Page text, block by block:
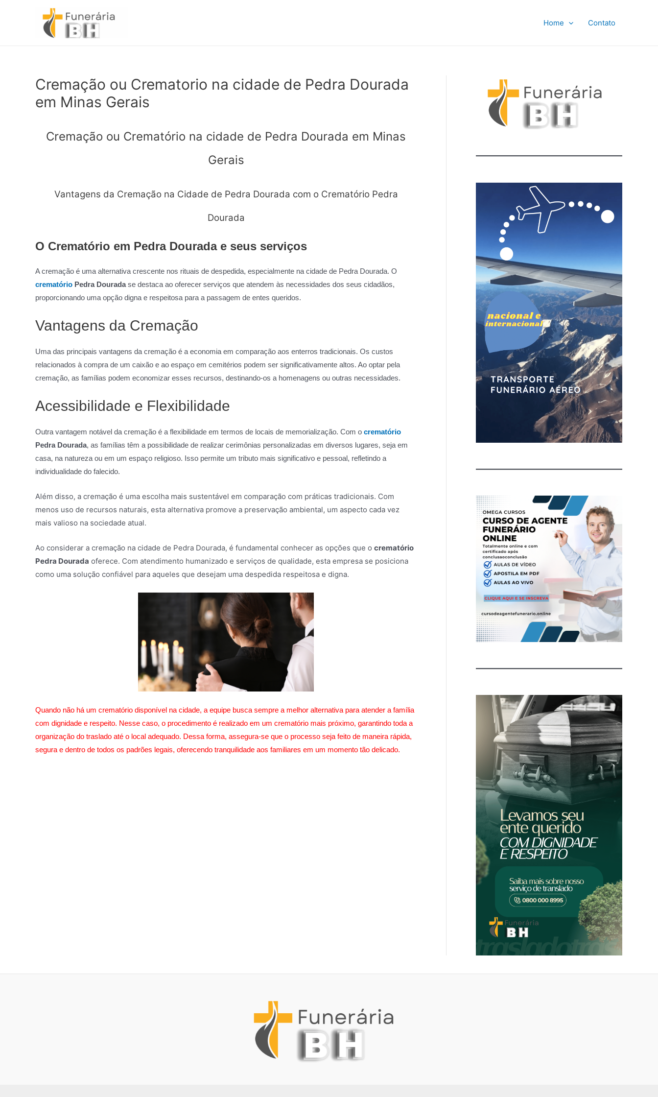
Home Contato
Cremação ou Crematorio na cidade de Pedra Dourada
em Minas Gerais
Cremação ou Crematório na cidade de Pedra Dourada em Minas
Gerais
Vantagens da Cremação na Cidade de Pedra Dourada com o Crematório Pedra
Dourada
O Crematório em Pedra Dourada e seus serviços
A cremação é uma alternativa crescente nos rituais de despedida, especialmente na cidade de Pedra Dourada. O
crematório Pedra Douradase destaca ao oferecer serviços que atendem às necessidades dos seus cidadãos,
proporcionando uma opção digna e respeitosa para a passagem de entes queridos.
Vantagens da Cremação
Uma das principais vantagens da cremação é a economia em comparação aos enterros tradicionais. Os custos
relacionados à compra de um caixão e ao espaço em cemitérios podem ser significativamente altos. Ao optar pela
cremação, as famílias podem economizar esses recursos, destinando-os a homenagens ou outras necessidades.
Acessibilidade e Flexibilidade
Outra vantagem notável da cremação é a flexibilidade em termos de locais de memorialização. Com o crematório
Pedra Dourada, as famílias têm a possibilidade de realizar cerimônias personalizadas em diversos lugares, seja em
casa, na natureza ou em um espaço religioso. Isso permite um tributo mais significativo e pessoal, refletindo a
individualidade do falecido.
Além disso, a cremação é uma escolha mais sustentável em comparação com práticas tradicionais. Com
menos uso de recursos naturais, esta alternativa promove a preservação ambiental, um aspecto cada vez
mais valioso na sociedade atual.
Ao considerar a cremação na cidade de Pedra Dourada, é fundamental conhecer as opções que o crematório
Pedra Dourada oferece. Com atendimento humanizado e serviços de qualidade, esta empresa se posiciona
como uma solução confiável para aqueles que desejam uma despedida respeitosa e digna.
Quando não há um crematório disponível na cidade, a equipe busca sempre a melhor alternativa para atender a família
com dignidade e respeito. Nesse caso, o procedimento é realizado em um crematório mais próximo, garantindo toda a
organização do traslado até o local adequado. Dessa forma, assegura-se que o processo seja feito de maneira rápida,
segura e dentro de todos os padrões legais, oferecendo tranquilidade aos familiares em um momento tão delicado.